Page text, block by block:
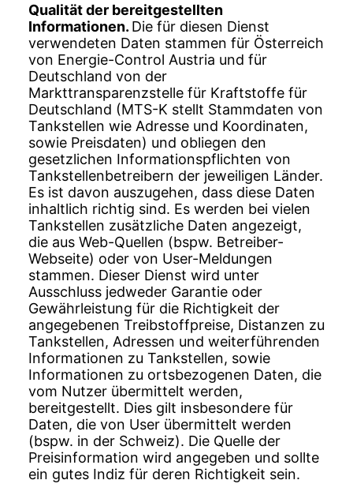
Qualität der bereitgestellten
Informationen. Die für diesen Dienst
verwendeten Daten stammen für Österreich
von Energie-Control Austria und für
Deutschland von der
Markttransparenzstelle für Kraftstoffe für
Deutschland (MTS-K stellt Stammdaten von
Tankstellen wie Adresse und Koordinaten,
sowie Preisdaten) und obliegen den
gesetzlichen Informationspflichten von
Tankstellenbetreibern der jeweiligen Länder.
Es ist davon auszugehen, dass diese Daten
inhaltlich richtig sind. Es werden bei vielen
Tankstellen zusätzliche Daten angezeigt,
die aus Web-Quellen (bspw. Betreiber-
Webseite) oder von User-Meldungen
stammen. Dieser Dienst wird unter
Ausschluss jedweder Garantie oder
Gewährleistung für die Richtigkeit der
angegebenen Treibstoffpreise, Distanzen zu
Tankstellen, Adressen und weiterführenden
Informationen zu Tankstellen, sowie
Informationen zu ortsbezogenen Daten, die
vom Nutzer übermittelt werden,
bereitgestellt. Dies gilt insbesondere für
Daten, die von User übermittelt werden
(bspw. in der Schweiz). Die Quelle der
Preisinformation wird angegeben und sollte
ein gutes Indiz für deren Richtigkeit sein.